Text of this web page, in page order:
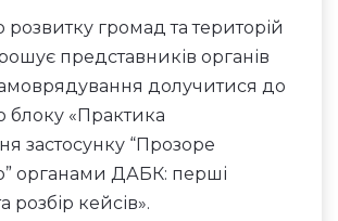
розвитку громад та територій
представників органів
долучитися до
блоку «Практика
застосунку “Прозоре
органами ДАБК: перші
розбір кейсів».